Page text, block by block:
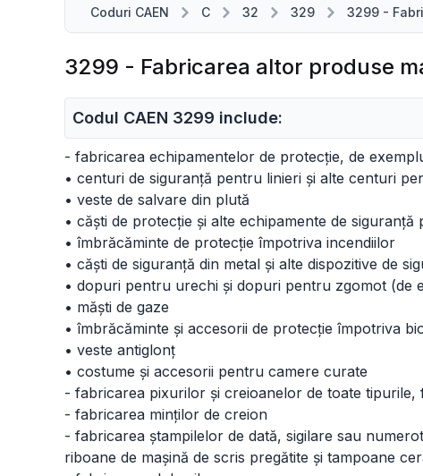
Coduri CAEN C 32 329 3299 -
3299 - Fabricarea altor produse
Codul CAEN 3299 include:
- fabricarea echipamentelor de protecție, de
• centuri de siguranță pentru linieri și alte centuri
• veste de salvare din plută
• căști de protecție și alte echipamente de
• îmbrăcăminte de protecție împotriva incendiilor
• căști de siguranță din metal și alte dispozitive de
• dopuri pentru urechi și dopuri pentru zgomot
• măști de gaze
• îmbrăcăminte și accesorii de protecție împotriva
• veste antiglonț
• costume și accesorii pentru camere curate
- fabricarea pixurilor și creioanelor de toate tipurile,
- fabricarea minților de creion
- fabricarea ștampilelor de dată, sigilare sau
riboane de mașină de scris pregătite și tampoane